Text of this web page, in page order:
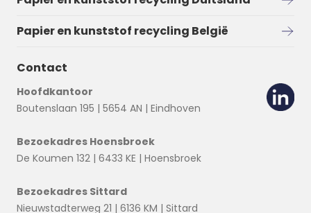
Papier en kunststof recycling België
Contact
Hoofdkantoor
Boutenslaan 195 | 5654 AN | Eindhoven
Bezoekadres Hoensbroek
De Koumen 132 | 6433 KE | Hoensbroek
Bezoekadres Sittard
Nieuwstadterweg 21 | 6136 KM | Sittard